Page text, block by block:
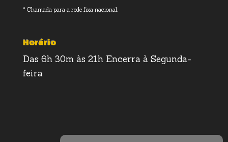
* Chamada para a rede fixa nacional.
Horário
Das 6h 30m às 21h Encerra à Segunda-
feira